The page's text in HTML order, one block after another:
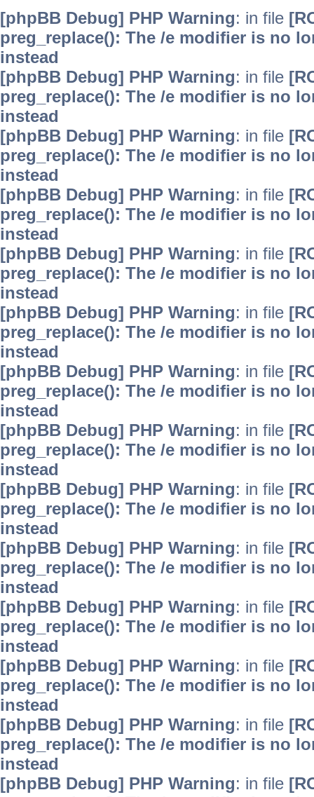
[phpBB Debug] PHP Warning: in file
preg_replace(): The /e modifier is no
instead
[phpBB Debug] PHP Warning: in file
preg_replace(): The /e modifier is no
instead
[phpBB Debug] PHP Warning: in file
preg_replace(): The /e modifier is no
instead
[phpBB Debug] PHP Warning: in file
preg_replace(): The /e modifier is no
instead
[phpBB Debug] PHP Warning: in file
preg_replace(): The /e modifier is no
instead
[phpBB Debug] PHP Warning: in file
preg_replace(): The /e modifier is no
instead
[phpBB Debug] PHP Warning: in file
preg_replace(): The /e modifier is no
instead
[phpBB Debug] PHP Warning: in file
preg_replace(): The /e modifier is no
instead
[phpBB Debug] PHP Warning: in file
preg_replace(): The /e modifier is no
instead
[phpBB Debug] PHP Warning: in file
preg_replace(): The /e modifier is no
instead
[phpBB Debug] PHP Warning: in file
preg_replace(): The /e modifier is no
instead
[phpBB Debug] PHP Warning: in file
preg_replace(): The /e modifier is no
instead
[phpBB Debug] PHP Warning: in file
preg_replace(): The /e modifier is no
instead
[phpBB Debug] PHP Warning: in file